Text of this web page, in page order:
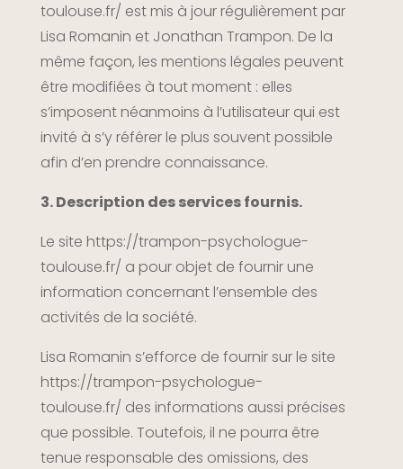
toulouse.fr/ est mis à jour régulièrement par
Lisa Romanin et Jonathan Trampon. De la
même façon, les mentions légales peuvent
être modifiées à tout moment : elles
s’imposent néanmoins à l’utilisateur qui est
invité à s’y référer le plus souvent possible
afin d’en prendre connaissance.
3. Description des services fournis.
Le site https://trampon-psychologue-
toulouse.fr/ a pour objet de fournir une
information concernant l’ensemble des
activités de la société.
Lisa Romanin s’efforce de fournir sur le site
https://trampon-psychologue-
toulouse.fr/ des informations aussi précises
que possible. Toutefois, il ne pourra être
tenue responsable des omissions, des